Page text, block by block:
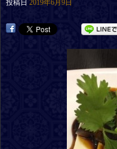
投稿日 2019年6月9日